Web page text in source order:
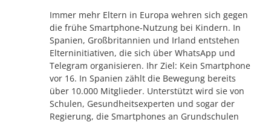
Immer mehr Eltern in Europa wehren sich gegen
die frühe Smartphone-Nutzung bei Kindern. In
Spanien, Großbritannien und Irland entstehen
Elterninitiativen, die sich über WhatsApp und
Telegram organisieren. Ihr Ziel: Kein Smartphone
vor 16. In Spanien zählt die Bewegung bereits
über 10.000 Mitglieder. Unterstützt wird sie von
Schulen, Gesundheitsexperten und sogar der
Regierung, die Smartphones an Grundschulen